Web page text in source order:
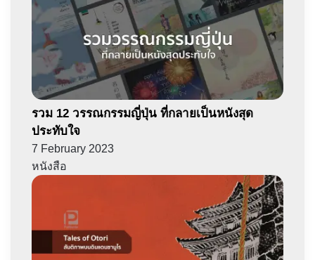
รวม 12 วรรณกรรมญี่ปุ่น ที่กลายเป็นหนังสุด
ประทับใจ
7 February 2023
หนังสือ